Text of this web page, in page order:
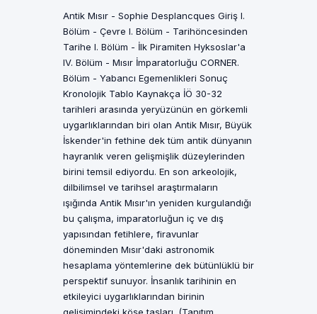
Antik Mısır - Sophie Desplancques Giriş I.
Bölüm - Çevre I. Bölüm - Tarihöncesinden
Tarihe I. Bölüm - İlk Piramiten Hyksoslar'a
IV. Bölüm - Mısır İmparatorluğu CORNER.
Bölüm - Yabancı Egemenlikleri Sonuç
Kronolojik Tablo Kaynakça İÖ 30-32
tarihleri arasında yeryüzünün en görkemli
uygarlıklarından biri olan Antik Mısır, Büyük
İskender'in fethine dek tüm antik dünyanın
hayranlık veren gelişmişlik düzeylerinden
birini temsil ediyordu. En son arkeolojik,
dilbilimsel ve tarihsel araştırmaların
ışığında Antik Mısır'ın yeniden kurgulandığı
bu çalışma, imparatorluğun iç ve dış
yapısından fetihlere, firavunlar
döneminden Mısır'daki astronomik
hesaplama yöntemlerine dek bütünlüklü bir
perspektif sunuyor. İnsanlık tarihinin en
etkileyici uygarlıklarından birinin